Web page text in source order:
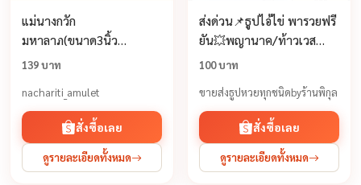
แม่นางกวัก
มหาลาภ(ขนาด3นิ้ว
สูง13ซม.)ผ่านพิธีพุทธาภิเษก
เรียกลูกค้าเงินทองไหลมาเท
มา
139 บาท
nachariti_amulet
สั่งซื้อเลย
ดูรายละเอียดทั้งหมด
ส่งด่วน📌ธูปไอ้ไข่ พารวยฟรี
ยัน💥พญานาค/ท้าวเวส
สุวรรณ/พระพิฆเนศ จีน/
นำโชค ธูปแดง ธูป
100 บาท
ขายส่งธูปหวยทุกชนิดbyร้านพิกุล
สั่งซื้อเลย
ดูรายละเอียดทั้งหมด